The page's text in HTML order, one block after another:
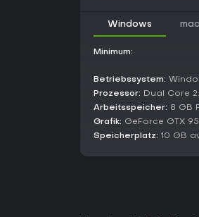
Windows
Minimum:
Betriebssystem:
Prozessor: Dual Core
Arbeitsspeicher: 8 GB
Grafik: GeForce GTX
Speicherplatz: 10 GB